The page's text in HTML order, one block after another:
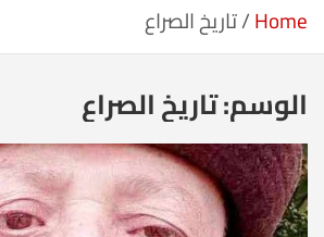
Home تاريخ الصراع
الوسم:تاريخ الصراع